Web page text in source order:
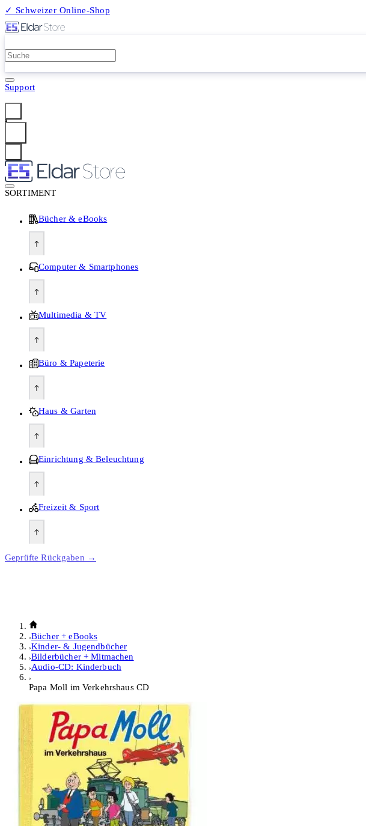
✓ Schweizer Online-Shop
Support
SORTIMENT
Bücher & eBooks
Computer & Smartphones
Multimedia & TV
Büro & Papeterie
Haus & Garten
Einrichtung & Beleuchtung
Freizeit & Sport
Geprüfte Rückgaben →
Bücher + eBooks
Kinder- & Jugendbücher
Bilderbücher + Mitmachen
Audio-CD: Kinderbuch
Papa Moll im Verkehrshaus CD